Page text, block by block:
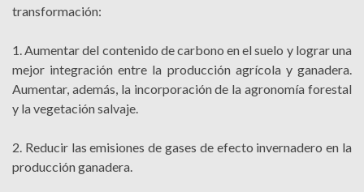
transformación:
1. Aumentar del contenido de carbono en el suelo y lograr una
mejor integración entre la producción agrícola y ganadera.
Aumentar, además, la incorporación de la agronomía forestal
y la vegetación salvaje.
2. Reducir las emisiones de gases de efecto invernadero en la
producción ganadera.